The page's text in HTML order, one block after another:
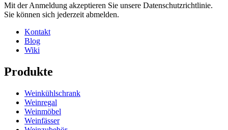
Mit der Anmeldung akzeptieren Sie unsere Datenschutzrichtlinie.
Sie können sich jederzeit abmelden.
Kontakt
Blog
Wiki
Produkte
Weinkühlschrank
Weinregal
Weinmöbel
Weinfässer